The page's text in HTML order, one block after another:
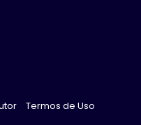
Termos de Uso